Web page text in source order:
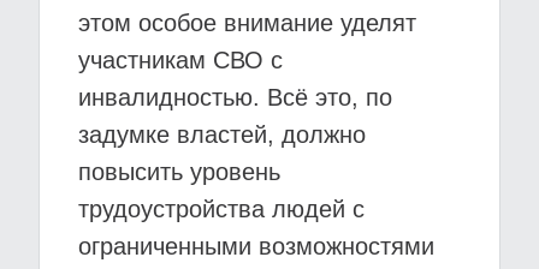
этом особое внимание уделят
участникам СВО с
инвалидностью. Всё это, по
задумке властей, должно
повысить уровень
трудоустройства людей с
ограниченными возможностями